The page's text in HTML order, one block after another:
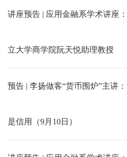
讲座预告 | 应用金融系学术讲座
立大学商学院阮天悦助理教授
预告 | 李扬做客“货币围炉”主讲
是信用（9月10日）